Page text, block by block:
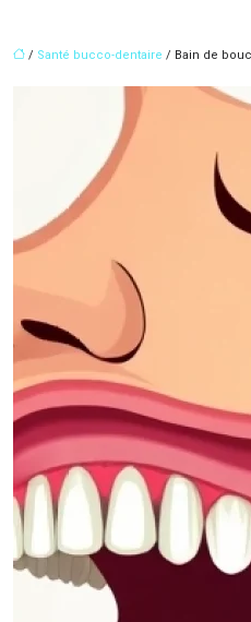
/ Santé bucco-dentaire / Bain de